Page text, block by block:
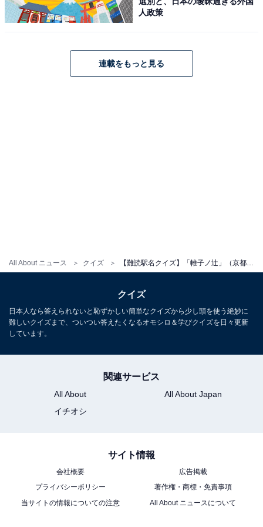
All About ニュース クイズ 【難読駅名クイズ】「帷子ノ辻」（京都府）はなんて読む？ “帷子”って何て読むの……？
人政策
連載をもっと見る
クイズ
日本人なら答えられないと恥ずかしい簡単なクイズから少し頭を使う絶妙に
難しいクイズまで、ついつい答えたくなるオモシロ＆学びクイズを日々更新
しています。
関連サービス
All About
All About Japan
イチオシ
サイト情報
会社概要
広告掲載
プライバシーポリシー
著作権・商標・免責事項
当サイトの情報についての注意
All About ニュースについて